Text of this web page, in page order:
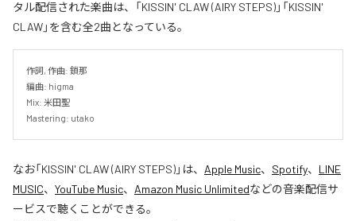
タル配信された楽曲は、「KISSIN' CLAW (AIRY STEPS)」「KISSIN'
CLAW」を含む全2曲となっている。
作詞, 作曲: 鎖那
編曲: higma
Mix: 米田聖
Mastering: utako
なお「KISSIN' CLAW (AIRY STEPS)」は、 Apple Music、 Spotify、 LINE
MUSIC、 YouTube Music、 Amazon Music Unlimitedなどの音楽配信サ
ービスで聴くことができる。